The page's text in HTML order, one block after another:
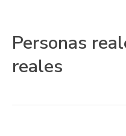
Personas
reales